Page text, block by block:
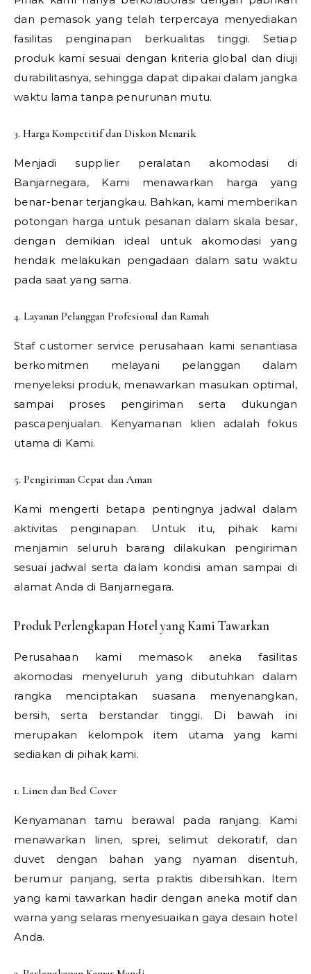
dan pemasok yang telah terpercaya menyediakan
fasilitas penginapan berkualitas tinggi. Setiap
produk kami sesuai dengan kriteria global dan diuji
durabilitasnya, sehingga dapat dipakai dalam jangka
waktu lama tanpa penurunan mutu.
3. Harga Kompetitif dan Diskon Menarik
Menjadi supplier peralatan akomodasi di
Banjarnegara, Kami menawarkan harga yang
benar-benar terjangkau. Bahkan, kami memberikan
potongan harga untuk pesanan dalam skala besar,
dengan demikian ideal untuk akomodasi yang
hendak melakukan pengadaan dalam satu waktu
pada saat yang sama.
4. Layanan Pelanggan Profesional dan Ramah
Staf customer service perusahaan kami senantiasa
berkomitmen melayani pelanggan dalam
menyeleksi produk, menawarkan masukan optimal,
sampai proses pengiriman serta dukungan
pascapenjualan. Kenyamanan klien adalah fokus
utama di Kami.
5. Pengiriman Cepat dan Aman
Kami mengerti betapa pentingnya jadwal dalam
aktivitas penginapan. Untuk itu, pihak kami
menjamin seluruh barang dilakukan pengiriman
sesuai jadwal serta dalam kondisi aman sampai di
alamat Anda di Banjarnegara.
Produk Perlengkapan Hotel yang Kami Tawarkan
Perusahaan kami memasok aneka fasilitas
akomodasi menyeluruh yang dibutuhkan dalam
rangka menciptakan suasana menyenangkan,
bersih, serta berstandar tinggi. Di bawah ini
merupakan kelompok item utama yang kami
sediakan di pihak kami.
1. Linen dan Bed Cover
Kenyamanan tamu berawal pada ranjang. Kami
menawarkan linen, sprei, selimut dekoratif, dan
duvet dengan bahan yang nyaman disentuh,
berumur panjang, serta praktis dibersihkan. Item
yang kami tawarkan hadir dengan aneka motif dan
warna yang selaras menyesuaikan gaya desain hotel
Anda.